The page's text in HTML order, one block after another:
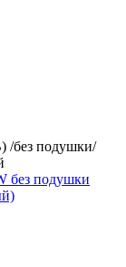
/без подушки/
без подушки